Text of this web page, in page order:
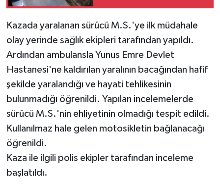
Kazada yaralanan sürücü M.S.'ye ilk müdahale
olay yerinde sağlık ekipleri tarafından yapıldı.
Ardından ambulansla Yunus Emre Devlet
Hastanesi'ne kaldırılan yaralının bacağından hafif
şekilde yaralandığı ve hayati tehlikesinin
bulunmadığı öğrenildi. Yapılan incelemelerde
sürücü M.S.'nin ehliyetinin olmadığı tespit edildi.
Kullanılmaz hale gelen motosikletin bağlanacağı
öğrenildi.
Kaza ile ilgili polis ekipler tarafından inceleme
başlatıldı.